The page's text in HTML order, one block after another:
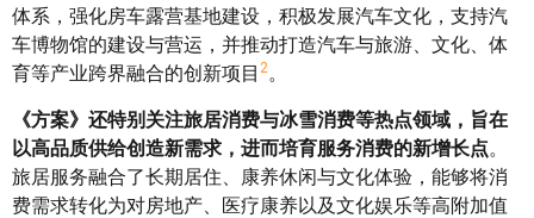
体系，强化房车露营基地建设，积极发展汽车文化，支持汽
车博物馆的建设与营运，并推动打造汽车与旅游、文化、体
育等产业跨界融合的创新项目 2。
《方案》还特别关注旅居消费与冰雪消费等热点领域，旨在
以高品质供给创造新需求，进而培育服务消费的新增长点。
旅居服务融合了长期居住、康养休闲与文化体验，能够将消
费需求转化为对房地产、医疗康养以及文化娱乐等高附加值